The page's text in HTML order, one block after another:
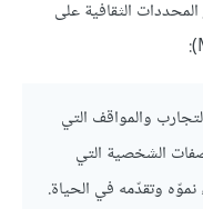
الثقافية على
والمواقف التي
الشخصية التي
نموّه وتقدّمه في الحياة.